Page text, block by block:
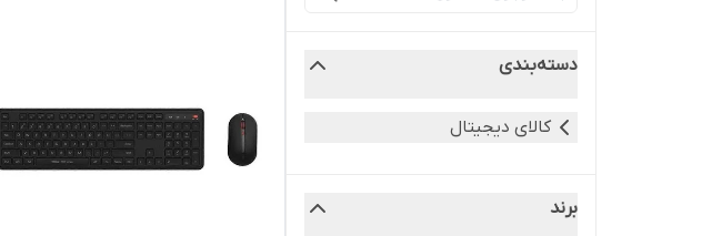
دسته‌بندی
کالای دیجیتال
برند